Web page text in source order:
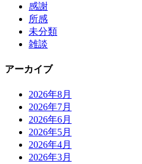
感謝
所感
未分類
雑談
アーカイブ
2026年8月
2026年7月
2026年6月
2026年5月
2026年4月
2026年3月